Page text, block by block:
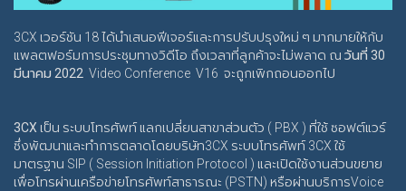
3CX เวอร์ชัน 18 ได้นำเสนอฟีเจอร์และการปรับปรุงใหม่ ๆ มากมายให้กับ
แพลตฟอร์มการประชุมทางวิดีโอ ถึงเวลาที่ลูกค้าจะไม่พลาด ณ วันที่ 30
มีนาคม 2022 Video Conference V16 จะถูกเพิกถอนออกไป
3CX เป็น ระบบโทรศัพท์แลกเปลี่ยนสาขาส่วนตัว ( PBX ) ที่ใช้ ซอฟต์แวร์
ซึ่งพัฒนาและทำการตลาดโดยบริษัท3CX ระบบโทรศัพท์ 3CX ใช้
มาตรฐาน SIP ( Session Initiation Protocol ) และเปิดใช้งานส่วนขยาย
เพื่อโทรผ่านเครือข่ายโทรศัพท์สาธารณะ (PSTN) หรือผ่านบริการVoice